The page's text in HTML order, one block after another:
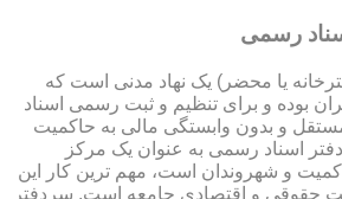
رسمی
یا محضر) یک نهاد مدنی است که
بوده و برای تنظیم و ثبت رسمی اسناد
و بدون وابستگی مالی به حاکمیت
اسناد رسمی به عنوان یک مرکز
و شهروندان است، مهم ترین کار این
حقوقی و اقتصادی جامعه است. سردفتر